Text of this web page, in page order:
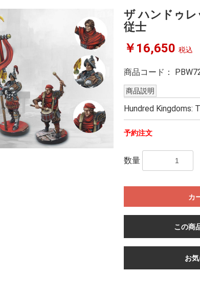
ザ ハンドゥ
従士
￥16,650 税込
商品コード：
商品説明
Hundred Kingdoms:
予約注文
数量
カ
この商
お